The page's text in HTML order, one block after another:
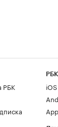
РБК
iOS